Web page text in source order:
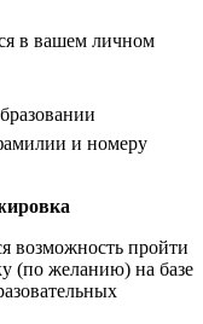
в вашем личном
и номеру
возможность пройти
(по желанию) на базе